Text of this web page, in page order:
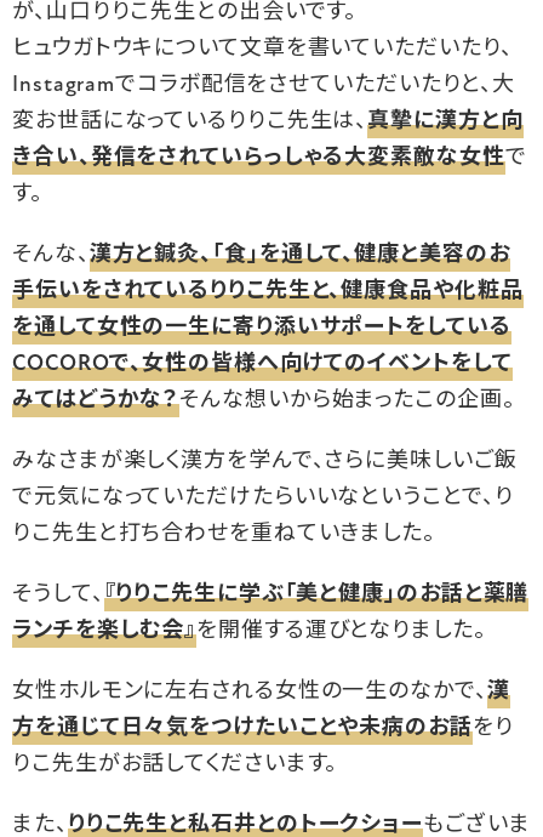
が、山口りりこ先生との出会いです。
ヒュウガトウキについて文章を書いていただいたり、
Instagramでコラボ配信をさせていただいたりと、大
変お世話になっているりりこ先生は、真摯に漢方と向
き合い、発信をされていらっしゃる大変素敵な女性で
す。
そんな、 漢方と鍼灸、「食」を通して、健康と美容のお
手伝いをされているりりこ先生と、健康食品や化粧品
を通して女性の一生に寄り添いサポートをしている
COCOROで、女性の皆様へ向けてのイベントをして
みてはどうかな？そんな想いから始まったこの企画。
みなさまが楽しく漢方を学んで、さらに美味しいご飯
で元気になっていただけたらいいなということで、り
りこ先生と打ち合わせを重ねていきました。
そうして、 『りりこ先生に学ぶ「美と健康」のお話と薬膳
ランチを楽しむ会』を開催する運びとなりました。
女性ホルモンに左右される女性の一生のなかで、 漢
方を通じて日々気をつけたいことや未病のお話をり
りこ先生がお話してくださいます。
また、 りりこ先生と私石井とのトークショーもございま